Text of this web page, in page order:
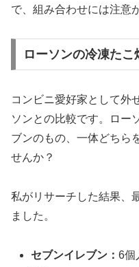
で、組み合わせには注意
ローソンの冷凍た
コンビニ愛好家として外
ソンとの比較です。ロー
ブンのもの、一体どちら
せんか？
私がリサーチした結果、
ました。
セブンイレブン：6個